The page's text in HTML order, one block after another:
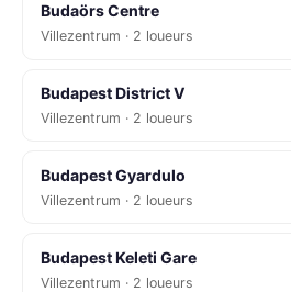
Budaörs Centre
Villezentrum · 2 loueurs
Budapest District V
Villezentrum · 2 loueurs
Budapest Gyardulo
Villezentrum · 2 loueurs
Budapest Keleti Gare
Villezentrum · 2 loueurs